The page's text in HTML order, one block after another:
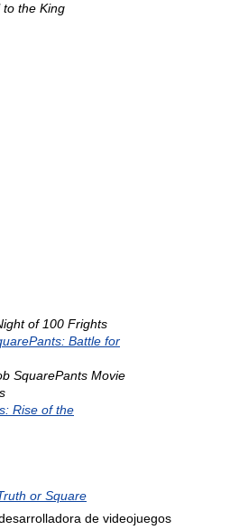
to the King
of 100 Frights
Battle for
SquarePants Movie
Rise of the
or Square
de videojuegos